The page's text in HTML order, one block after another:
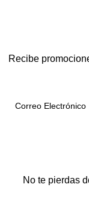
Recibe
No te pierdas